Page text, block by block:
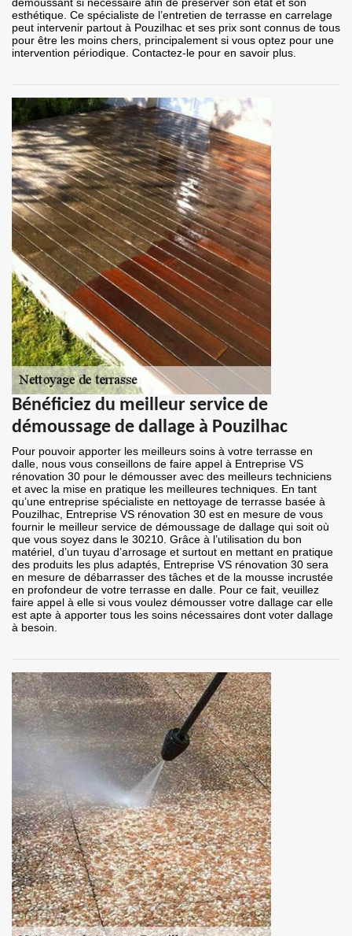
démoussant si nécessaire afin de préserver son état et son
esthétique. Ce spécialiste de l’entretien de terrasse en carrelage
peut intervenir partout à Pouzilhac et ses prix sont connus de tous
pour être les moins chers, principalement si vous optez pour une
intervention périodique. Contactez-le pour en savoir plus.
Bénéficiez du meilleur service de
démoussage de dallage à Pouzilhac
Pour pouvoir apporter les meilleurs soins à votre terrasse en
dalle, nous vous conseillons de faire appel à Entreprise VS
rénovation 30 pour le démousser avec des meilleurs techniciens
et avec la mise en pratique les meilleures techniques. En tant
qu’une entreprise spécialiste en nettoyage de terrasse basée à
Pouzilhac, Entreprise VS rénovation 30 est en mesure de vous
fournir le meilleur service de démoussage de dallage qui soit où
que vous soyez dans le 30210. Grâce à l’utilisation du bon
matériel, d’un tuyau d’arrosage et surtout en mettant en pratique
des produits les plus adaptés, Entreprise VS rénovation 30 sera
en mesure de débarrasser des tâches et de la mousse incrustée
en profondeur de votre terrasse en dalle. Pour ce fait, veuillez
faire appel à elle si vous voulez démousser votre dallage car elle
est apte à apporter tous les soins nécessaires dont voter dallage
à besoin.